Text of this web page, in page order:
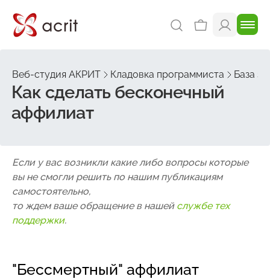
Веб-студия АКРИТ Кладовка программиста База
Как сделать бесконечный
аффилиат
Если у вас возникли какие либо вопросы которые
вы не смогли решить по нашим публикациям
самостоятельно,
то ждем ваше обращение в нашей службе тех
поддержки.
"Бессмертный" аффилиат